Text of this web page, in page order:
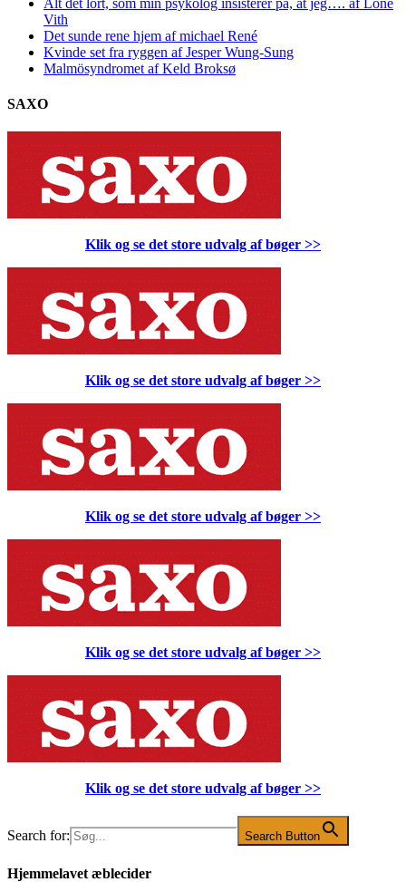
Vith
Det sunde rene hjem af michael René
Kvinde set fra ryggen af Jesper Wung-Sung
Malmösyndromet af Keld Broksø
SAXO
Klik og se det store udvalg af bøger >>
Klik og se det store udvalg af bøger >>
Klik og se det store udvalg af bøger >>
Klik og se det store udvalg af bøger >>
Klik og se det store udvalg af bøger >>
Search for: Search Button
Hjemmelavet æblecider